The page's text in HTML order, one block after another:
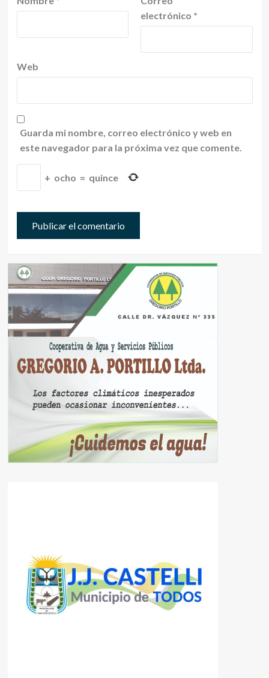
electrónico *
Web
Guarda mi nombre, correo electrónico y web en
este navegador para la próxima vez que comente.
+ ocho = quince